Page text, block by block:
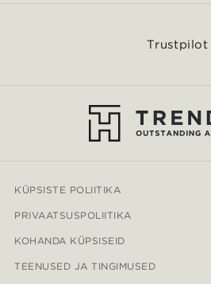
Trustpilot
KÜPSISTE POLIITIKA
PRIVAATSUSPOLIITIKA
KOHANDA KÜPSISEID
TEENUSED JA TINGIMUSED